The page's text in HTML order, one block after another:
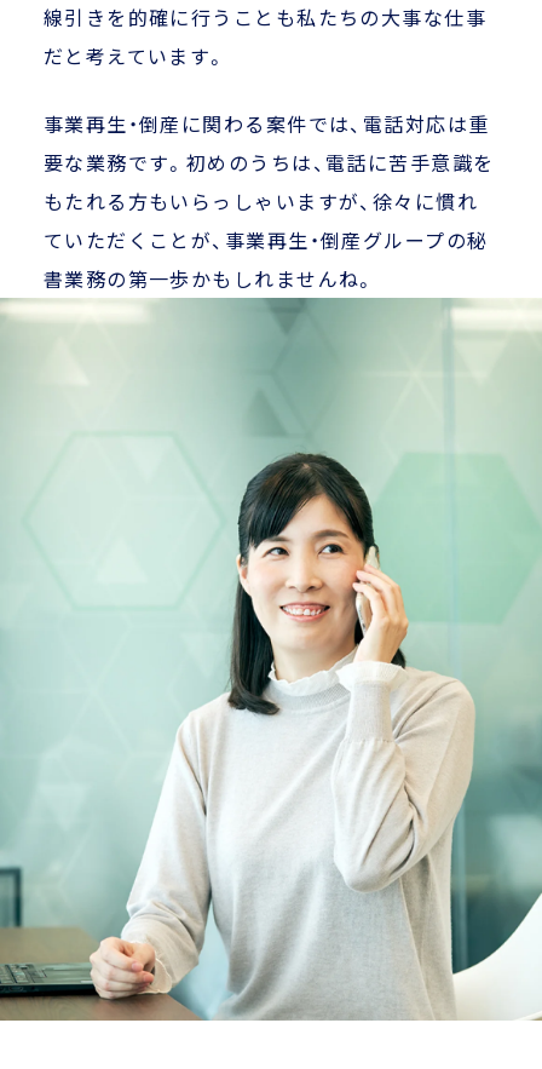
線引きを的確に行うことも私たちの大事な仕事
だと考えています。
事業再生・倒産に関わる案件では、電話対応は重
要な業務です。初めのうちは、電話に苦手意識を
もたれる方もいらっしゃいますが、徐々に慣れ
ていただくことが、事業再生・倒産グループの秘
書業務の第一歩かもしれませんね。